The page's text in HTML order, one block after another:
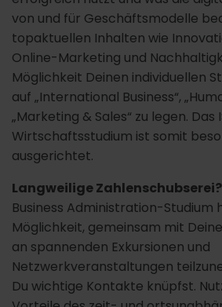
von und für Geschäftsmodelle
topaktuellen Inhalten wie
Online-Marketing und
Möglichkeit Deinen individuellen
auf „International Business“,
„Marketing & Sales“ zu legen. Das
Wirtschaftsstudium ist somit
ausgerichtet.
Langweilige Zahlenschubserei?
Business Administration-Studium
Möglichkeit, gemeinsam mit
an spannenden Exkursionen und
Netzwerkveranstaltungen
Du wichtige Kontakte knüpfst.